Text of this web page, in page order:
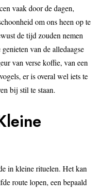
vaak door de dagen,
om ons heen op te
de tijd zouden nemen
van de alledaagse
van verse koffie, van een
er is overal wel iets te
bij stil te staan.
in kleine rituelen. Het kan
route lopen, een bepaald